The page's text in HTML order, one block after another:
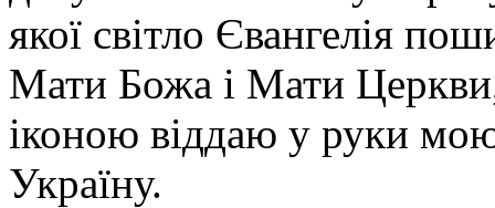
якої світло Євангелія
Мати Божа і Мати
іконою віддаю у руки
Україну.